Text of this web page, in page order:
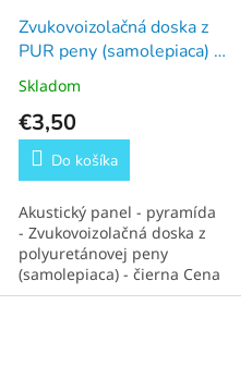
Zvukovoizolačná doska z
PUR peny (samolepiaca) -
čierna - 3 cm
Skladom
€3,50
Do košíka
Akustický panel - pyramída
- Zvukovoizolačná doska z
polyuretánovej peny
(samolepiaca) - čierna Cena
je za 1 kus. Rozmery 50x50x3